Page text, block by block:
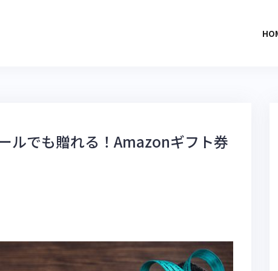
ルでも贈れる！Amazonギフト券